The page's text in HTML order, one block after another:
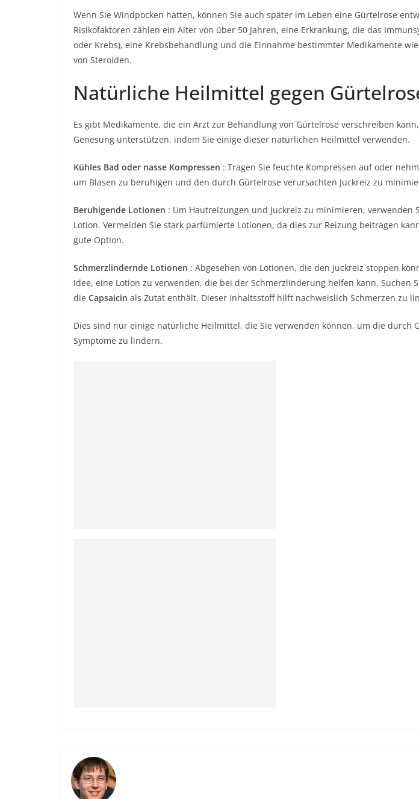
Wenn Sie Windpocken hatten, können Sie auch später im Leben eine Gürtelrose
Risikofaktoren zählen ein Alter von über 50 Jahren, eine Erkrankung, die das
oder Krebs), eine Krebsbehandlung und die Einnahme bestimmter Medikamente
von Steroiden.
Natürliche Heilmittel gegen
Es gibt Medikamente, die ein Arzt zur Behandlung von Gürtelrose verschreiben
Genesung unterstützen, indem Sie einige dieser natürlichen Heilmittel verwenden.
Kühles Bad oder nasse Kompressen : Tragen Sie feuchte Kompressen auf oder
um Blasen zu beruhigen und den durch Gürtelrose verursachten Juckreiz zu
Beruhigende Lotionen : Um Hautreizungen und Juckreiz zu minimieren, verwenden
Lotion. Vermeiden Sie stark parfümierte Lotionen, da dies zur Reizung beitragen
gute Option.
Schmerzlindernde Lotionen : Abgesehen von Lotionen, die den Juckreiz stoppen
Idee, eine Lotion zu verwenden, die bei der Schmerzlinderung helfen kann. Suchen
die Capsaicin als Zutat enthält. Dieser Inhaltsstoff hilft nachweislich Schmerzen zu
Dies sind nur einige natürliche Heilmittel, die Sie verwenden können, um die durch
Symptome zu lindern.